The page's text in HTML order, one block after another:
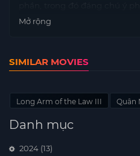
vào năm 1989, tác phẩm có
Nếu như chỉ đạo võ thuật
người đảm nhiệm vai trò chỉ
người “cầm trịch” cho phim
Michael Mak.
Mở rộng
SIMILAR MOVIES
Long Arm of the Law III Quân
Danh mục
2024 (13)